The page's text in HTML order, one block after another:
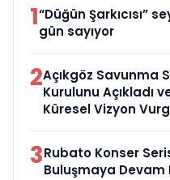
1“Düğün Şarkıcısı”
gün sayıyor
2Açıkgöz Savunma
Kurulunu Açıkladı
Küresel Vizyon
3Rubato Konser
Buluşmaya Devam